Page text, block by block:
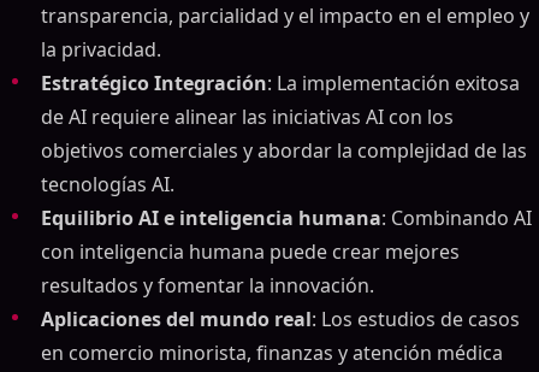
transparencia, parcialidad y el impacto en el empleo y
la privacidad.
Estratégico Integración: La implementación exitosa
de AI requiere alinear las iniciativas AI con los
objetivos comerciales y abordar la complejidad de las
tecnologías AI.
Equilibrio AI e inteligencia humana: Combinando AI
con inteligencia humana puede crear mejores
resultados y fomentar la innovación.
Aplicaciones del mundo real: Los estudios de casos
en comercio minorista, finanzas y atención médica